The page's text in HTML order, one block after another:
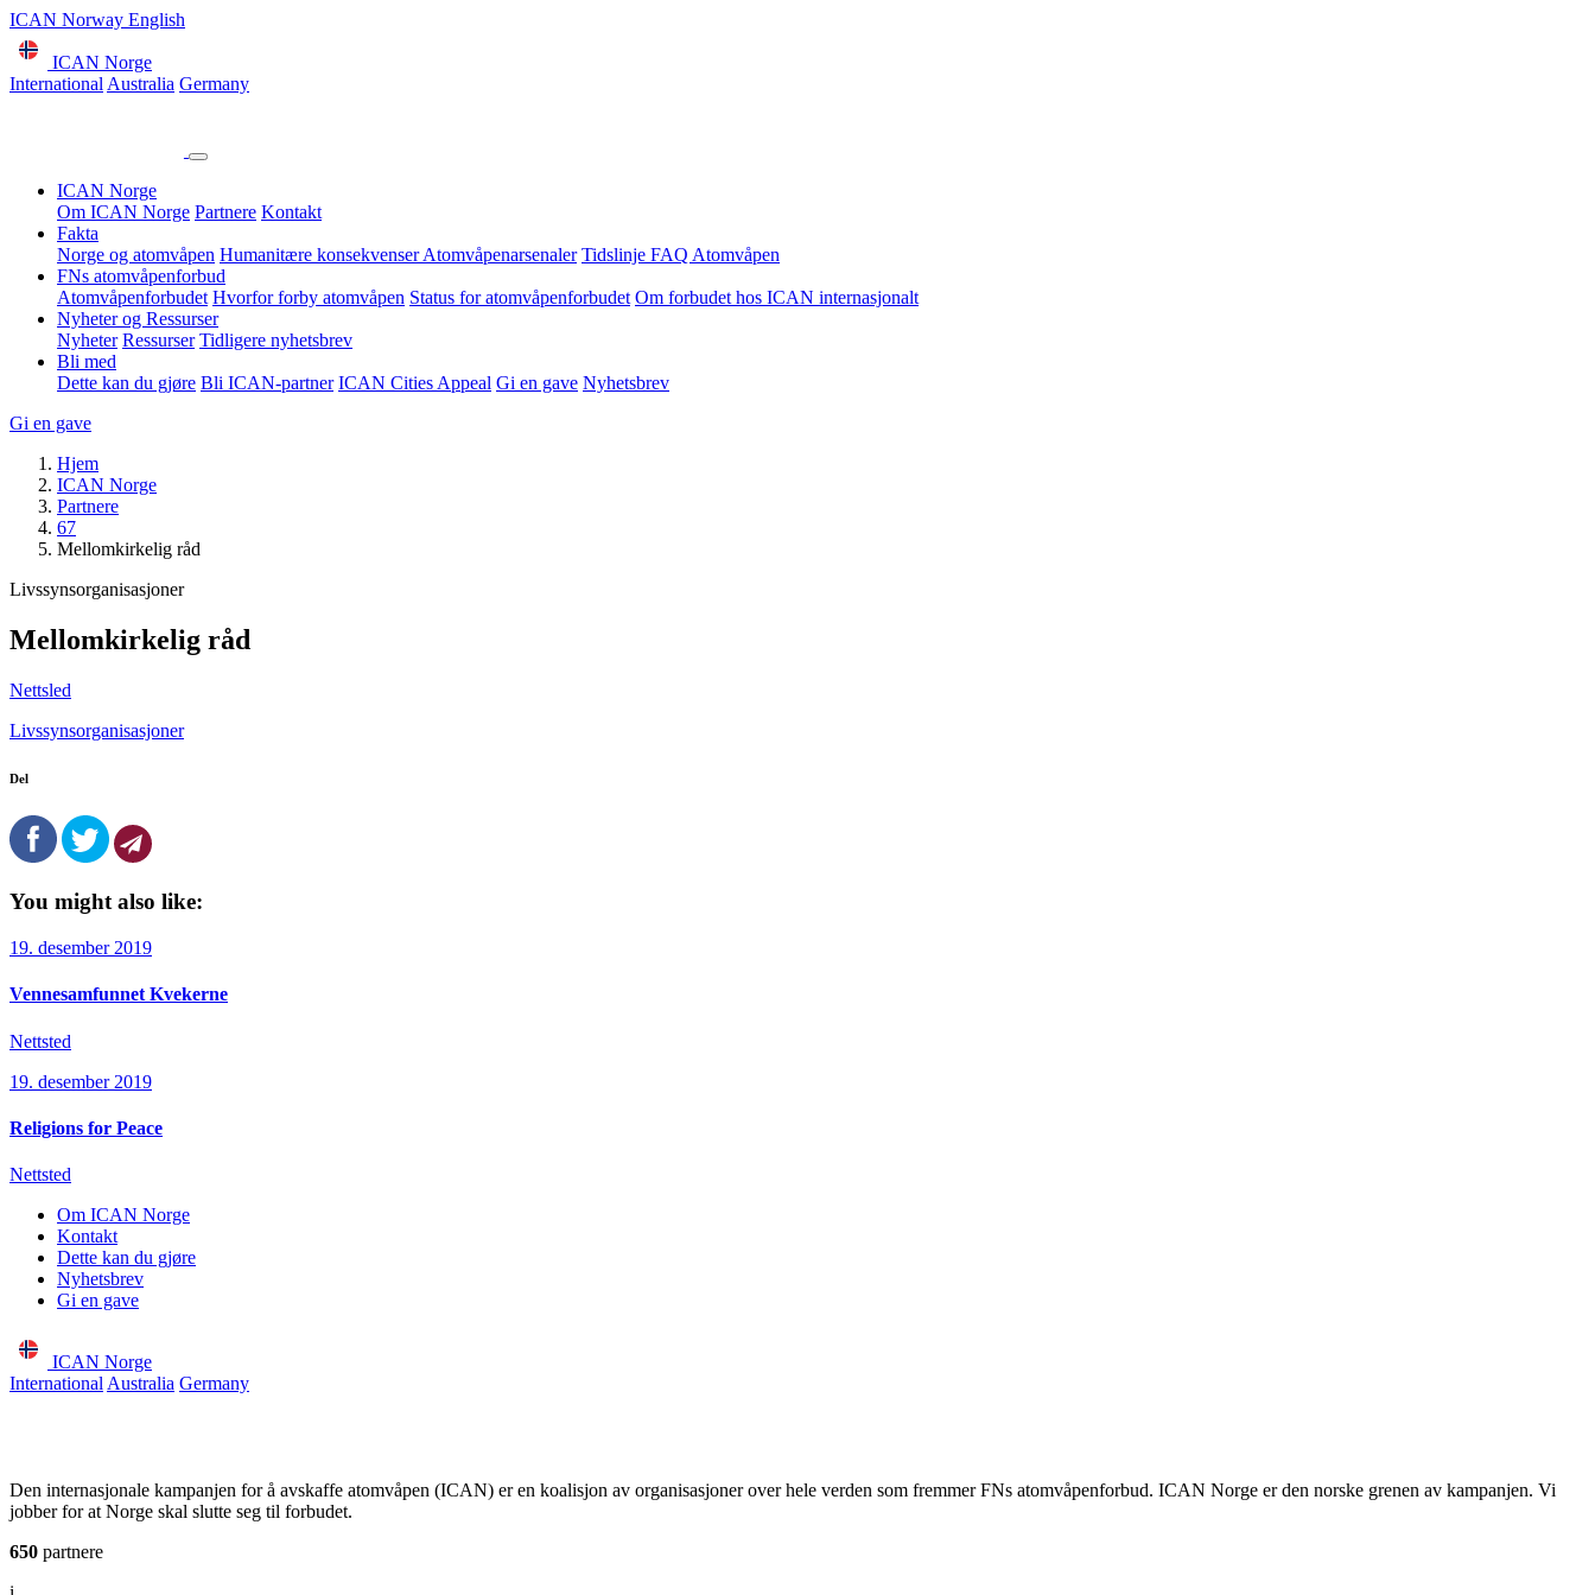
ICAN Norway English
ICAN Norge
International Australia Germany
ICAN Norge
Om ICAN Norge Partnere Kontakt
Fakta
Norge og atomvåpen Humanitære konsekvenserAtomvåpenarsenaler Tidslinje FAQ Atomvåpen
FNs atomvåpenforbud
Atomvåpenforbudet Hvorfor forby atomvåpen Status for atomvåpenforbudet Om forbudet hos ICAN internasjonalt
Nyheter og Ressurser
Nyheter Ressurser Tidligere nyhetsbrev
Bli med
Dette kan du gjøre Bli ICAN-partner ICAN Cities Appeal Gi en gave Nyhetsbrev
Gi en gave
Hjem
ICAN Norge
Partnere
67
Mellomkirkelig råd
Livssynsorganisasjoner
Mellomkirkelig råd
Nettsled
Livssynsorganisasjoner
Del
You might also like:
19. desember 2019
Vennesamfunnet Kvekerne
Nettsted
19. desember 2019
Religions for Peace
Nettsted
Om ICAN Norge
Kontakt
Dette kan du gjøre
Nyhetsbrev
Gi en gave
ICAN Norge
International Australia Germany
Den internasjonale kampanjen for å avskaffe atomvåpen (ICAN) er en koalisjon av organisasjoner over hele verden som fremmer FNs atomvåpenforbud. ICAN Norge er den norske grenen av kampanjen. Vi
jobber for at Norge skal slutte seg til forbudet.
650 partnere